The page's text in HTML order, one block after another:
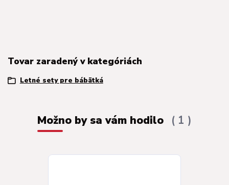
Tovar zaradený v kategóriách
Letné sety pre bábätká
Možno by sa vám hodilo 1